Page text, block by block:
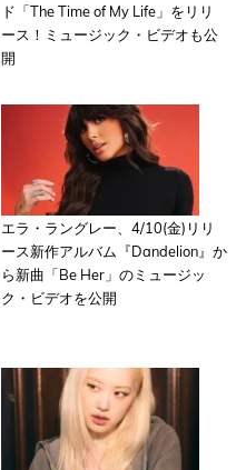
ド「The Time of My Life」をリリ
ース！ミュージック・ビデオも公
開
エラ・ラングレー、4/10(金)リリ
ース新作アルバム『Dandelion』か
ら新曲「Be Her」のミュージッ
ク・ビデオを公開